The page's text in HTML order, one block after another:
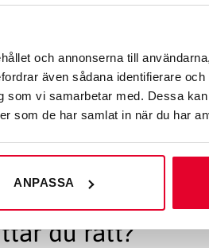
och annonserna till
även sådana identifierare
vi samarbetar med. Dessa
som de har samlat in när du har
ANPASSA
Rumsskylt – Verkstad
LADDA
du rätt?